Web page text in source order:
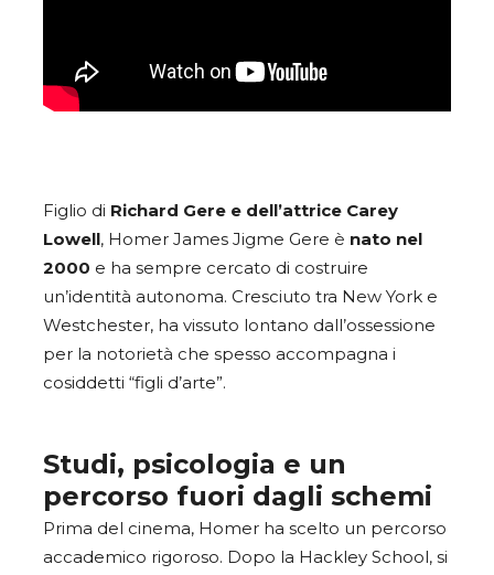
Figlio di Richard Gere e dell’attrice Carey
Lowell, Homer James Jigme Gere è nato nel
2000 e ha sempre cercato di costruire
un’identità autonoma. Cresciuto tra New York e
Westchester, ha vissuto lontano dall’ossessione
per la notorietà che spesso accompagna i
cosiddetti “figli d’arte”.
Studi, psicologia e un
percorso fuori dagli schemi
Prima del cinema, Homer ha scelto un percorso
accademico rigoroso. Dopo la Hackley School, si